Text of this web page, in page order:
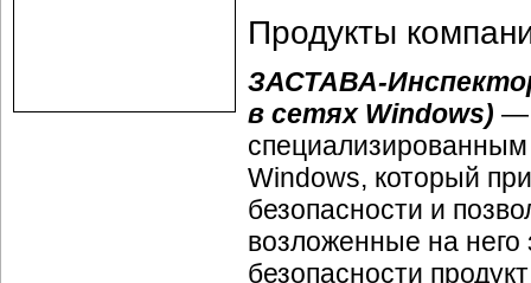
Продукты
ЗАСТАВА-
в сетях Windows) —
Windows, который
безопасности и
возложенные на
безопасности